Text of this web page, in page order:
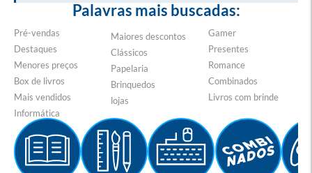
Palavras mais buscadas:
Pré-vendas
Destaques
Menores preços
Box de livros
Mais vendidos
Informática
Maiores descontos
Clássicos
Papelaria
Brinquedos
lojas
Gamer
Presentes
Romance
Combinados
Livros com brinde